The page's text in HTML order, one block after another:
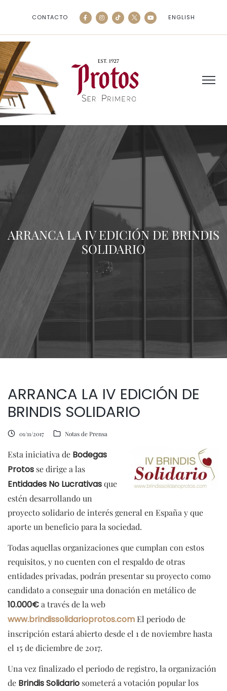
CONTACTO ENGLISH
ARRANCA LA IV EDICIÓN DE BRINDIS
SOLIDARIO
ARRANCA LA IV EDICIÓN DE
BRINDIS SOLIDARIO
01/11/2017 Notas de Prensa
Esta iniciativa de Bodegas
Protos se dirige a las
Entidades No Lucrativasque
estén desarrollando un
proyecto solidario de interés general en España y que
aporte un beneficio para la sociedad.
Todas aquellas organizaciones que cumplan con estos
requisitos, y no cuenten con el respaldo de otras
entidades privadas, podrán presentar su proyecto como
candidato a conseguir una donación en metálico de
10.000€a través de la web
www.brindissolidarioprotos.com El periodo de
inscripción estará abierto desde el 1 de noviembre hasta
el 15 de diciembre de 2017.
Una vez finalizado el periodo de registro, la organización
de Brindis Solidario someterá a votación popular los